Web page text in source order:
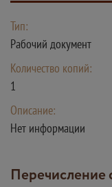
Тип:
Рабочий документ
Количество копий:
1
Описание:
Нет информации